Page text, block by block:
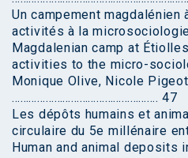
Un campement
activités à la
Magdalenian camp at
activities to the micro-
Monique Olive, Nicole
……………………………………………. 47
Les dépôts humains et
circulaire du 5e millénaire
Human and animal deposits